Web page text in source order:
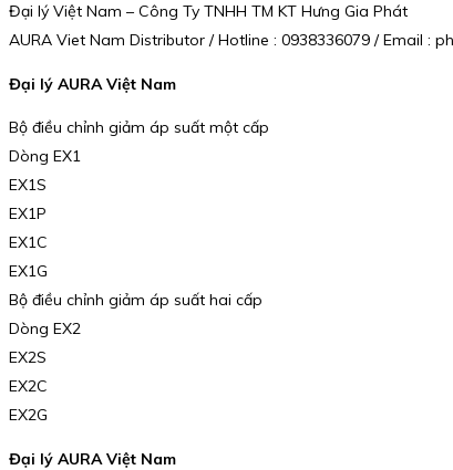
Đại lý Việt Nam – Công Ty TNHH TM KT Hưng Gia Phát
AURA Viet Nam Distributor / Hotline : 0938336079 / Email :
Đại lý AURA Việt Nam
Bộ điều chỉnh giảm áp suất một cấp
Dòng EX1
EX1S
EX1P
EX1C
EX1G
Bộ điều chỉnh giảm áp suất hai cấp
Dòng EX2
EX2S
EX2C
EX2G
Đại lý AURA Việt Nam